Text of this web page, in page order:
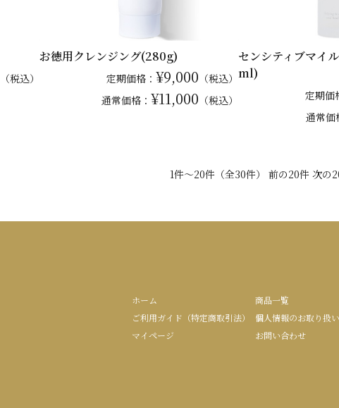
（税込）
お徳用クレンジング(280g)
定期価格： ¥9,000 （税込）
通常価格： ¥11,000 （税込）
センシティブマイ
ml)
定期価
通常価
1件～20件（全30件） 前の20件 次の
ホーム 商品一覧
ご利用ガイド（特定商取引法）
個人情報のお取り扱
マイページ
お問い合わせ